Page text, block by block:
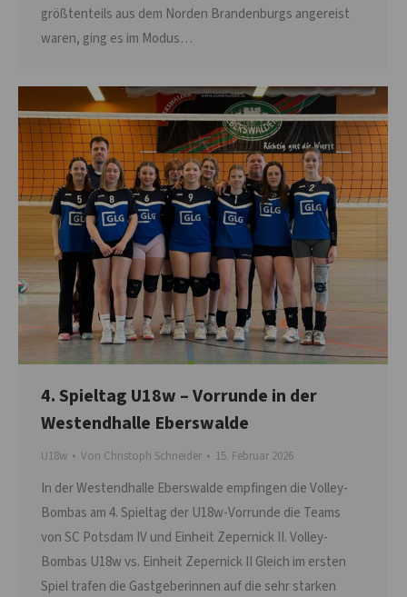
größtenteils aus dem Norden Brandenburgs angereist
waren, ging es im Modus…
4. Spieltag U18w – Vorrunde in der
Westendhalle Eberswalde
U18w Von Christoph Schneider 15. Februar 2026
In der Westendhalle Eberswalde empfingen die Volley-
Bombas am 4. Spieltag der U18w-Vorrunde die Teams
von SC Potsdam IV und Einheit Zepernick II. Volley-
Bombas U18w vs. Einheit Zepernick II Gleich im ersten
Spiel trafen die Gastgeberinnen auf die sehr starken